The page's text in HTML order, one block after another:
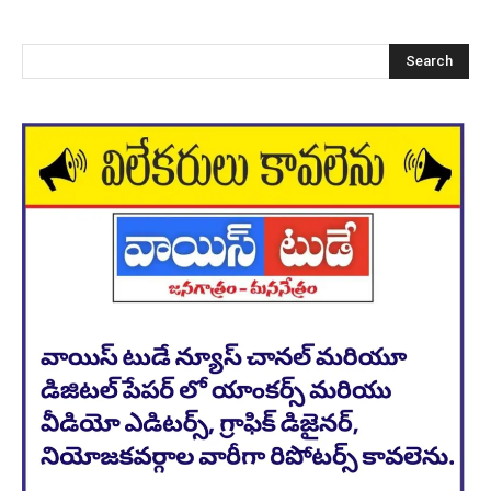
Search